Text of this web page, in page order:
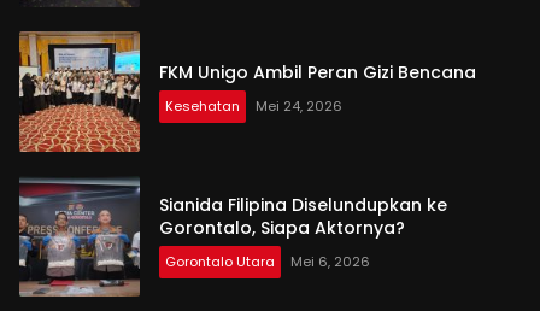
FKM Unigo Ambil Peran Gizi Bencana
Kesehatan Mei 24, 2026
Sianida Filipina Diselundupkan ke
Gorontalo, Siapa Aktornya?
Gorontalo Utara Mei 6, 2026